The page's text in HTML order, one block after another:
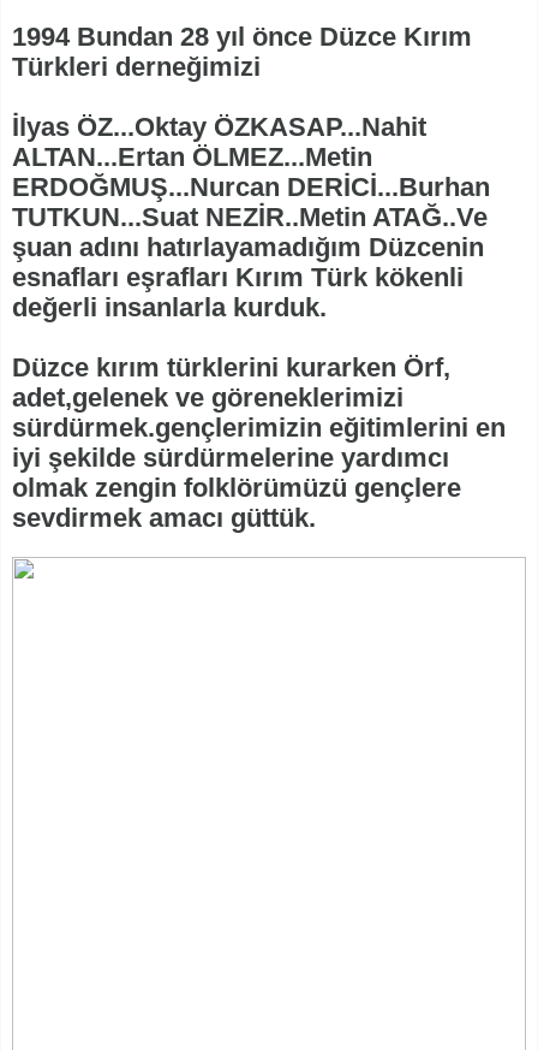
1994 Bundan 28 yıl önce Düzce Kırım
Türkleri derneğimizi
İlyas ÖZ...Oktay ÖZKASAP...Nahit
ALTAN...Ertan ÖLMEZ...Metin
ERDOĞMUŞ...Nurcan DERİCİ...Burhan
TUTKUN...Suat NEZİR..Metin ATAĞ..Ve
şuan adını hatırlayamadığım Düzcenin
esnafları eşrafları Kırım Türk kökenli
değerli insanlarla kurduk.
Düzce kırım türklerini kurarken Örf,
adet,gelenek ve göreneklerimizi
sürdürmek.gençlerimizin eğitimlerini en
iyi şekilde sürdürmelerine yardımcı
olmak zengin folklörümüzü gençlere
sevdirmek amacı güttük.